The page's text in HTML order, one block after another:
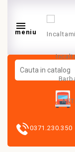

meniu
0371.230.350